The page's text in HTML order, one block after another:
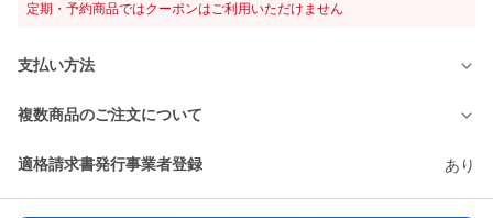
定期・予約商品ではクーポンはご利用いただけません
支払い方法
複数商品のご注文について
適格請求書発行事業者登録 あり